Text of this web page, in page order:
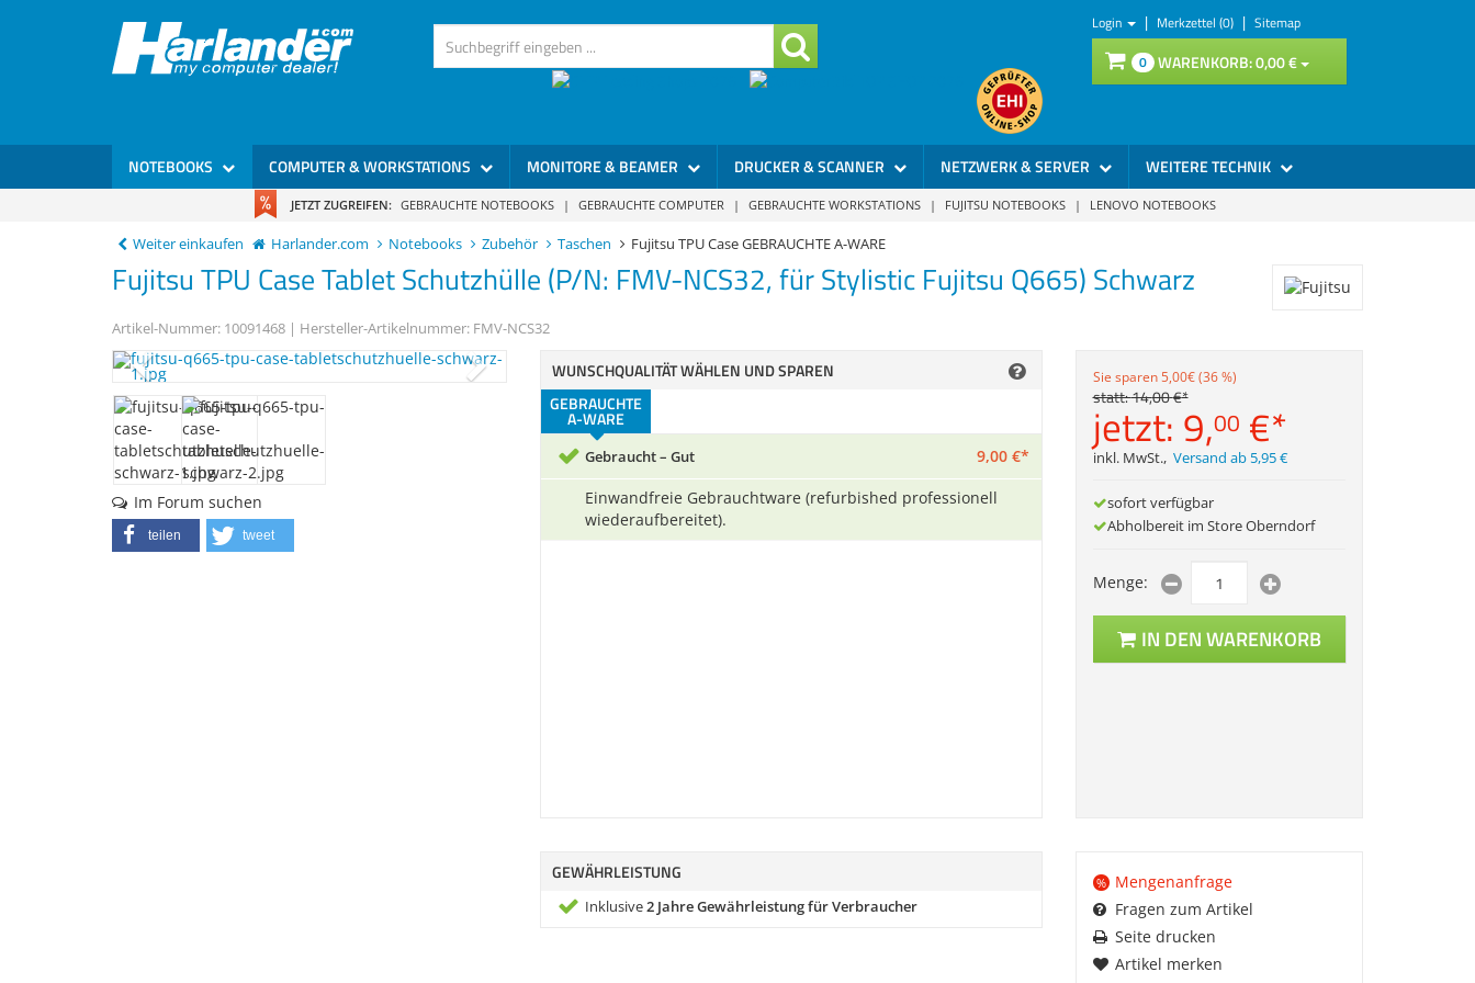
Login | Merkzettel (0) | Sitemap
0 WARENKORB:0,00€
NOTEBOOKS COMPUTER & WORKSTATIONS MONITORE & BEAMER DRUCKER & SCANNER NETZWERK & SERVER WEITERE TECHNIK
JETZT ZUGREIFEN: GEBRAUCHTE NOTEBOOKS | GEBRAUCHTE COMPUTER | GEBRAUCHTE WORKSTATIONS | FUJITSU NOTEBOOKS | LENOVO NOTEBOOKS
Weiter einkaufen Harlander.com Notebooks Zubehör Taschen Fujitsu TPU Case GEBRAUCHTE A-WARE
Fujitsu TPU CaseTablet Schutzhülle (P/N: FMV-NCS32, für Stylistic Fujitsu Q665) Schwarz
Artikel-Nummer: 10091468 | Hersteller-Artikelnummer: FMV-NCS32
Im Forum suchen
teilen tweet
WUNSCHQUALITÄT WÄHLEN UND SPAREN
GEBRAUCHTE
A-WARE
Gebraucht – Gut 9,00 €*
Einwandfreie Gebrauchtware (refurbished professionell
wiederaufbereitet).
GEWÄHRLEISTUNG
Inklusive2 Jahre Gewährleistung für Verbraucher
Sie sparen 5,00€ (36 %)
statt:14,00€*
jetzt: 9,00 €*
inkl. MwSt., Versand ab 5,95 €
sofort verfügbar
Abholbereit im Store Oberndorf
Menge:
IN DEN WARENKORB
%
Mengenanfrage
Fragen zum Artikel
Seite drucken
Artikel merken